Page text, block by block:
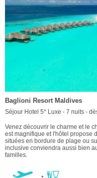
Baglioni Resort Maldives
Séjour Hotel 5* Luxe - 7 nuits -
Venez découvrir le charme et le
est magnifique et l'hôtel propose
situées en bordure de plage ou
inclusive conviendra aussi bien
familles.